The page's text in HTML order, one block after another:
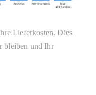
Lieferkosten. Dies
bleiben und Ihr